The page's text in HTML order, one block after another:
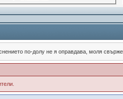
по-долу не я оправдава, моля